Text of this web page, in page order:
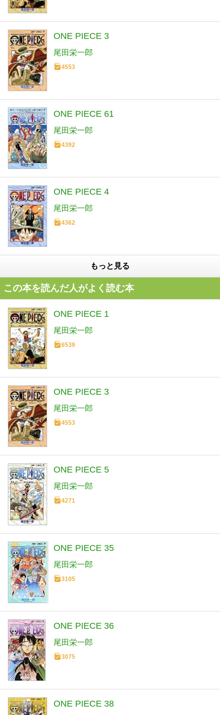
ONE PIECE 3
尾田栄一郎
4553
ONE PIECE 61
尾田栄一郎
4392
ONE PIECE 4
尾田栄一郎
4362
もっと見る
この本を読んだ人がよく読む本
ONE PIECE 1
尾田栄一郎
6539
ONE PIECE 3
尾田栄一郎
4553
ONE PIECE 5
尾田栄一郎
4271
ONE PIECE 35
尾田栄一郎
3105
ONE PIECE 36
尾田栄一郎
3075
ONE PIECE 38